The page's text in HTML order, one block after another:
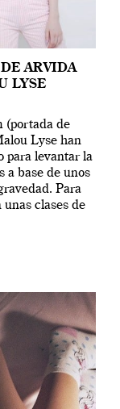
ARVIDA
LYSE
(portada de
Lyse han
para levantar la
a base de unos
Para
clases de